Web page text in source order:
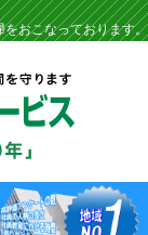
をおこなっております。